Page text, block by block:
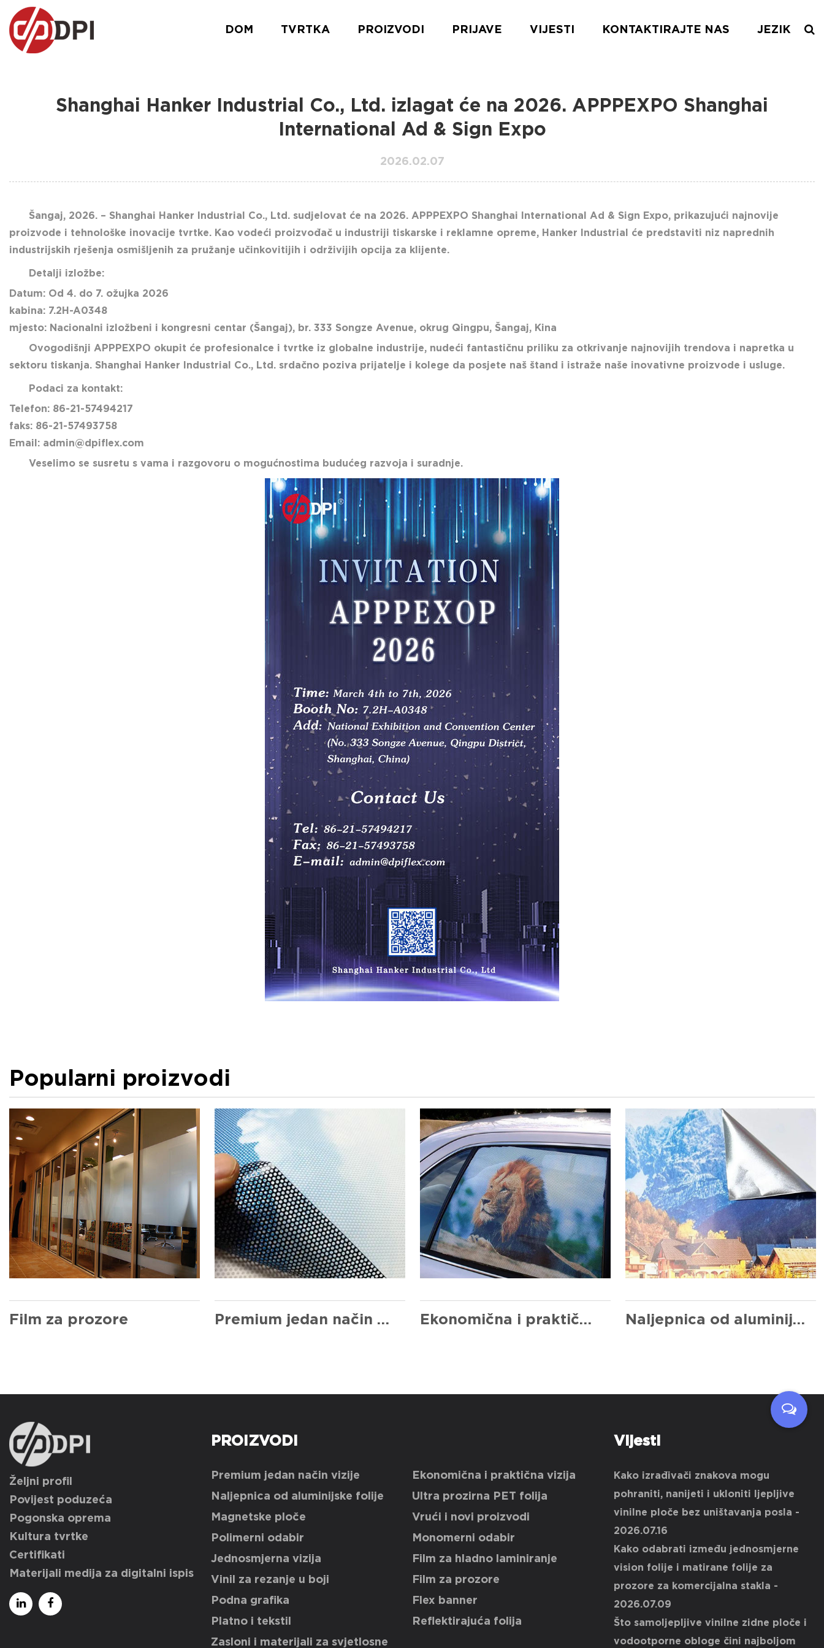
DOM TVRTKA PROIZVODI PRIJAVE VIJESTI KONTAKTIRAJTE NAS JEZIK
Shanghai Hanker Industrial Co., Ltd. izlagat će na 2026. APPPEXPO Shanghai
International Ad & Sign Expo
2026.02.07
Šangaj, 2026. – Shanghai Hanker Industrial Co., Ltd. sudjelovat će na 2026. APPPEXPO Shanghai International Ad & Sign Expo, prikazujući najnovije
proizvode i tehnološke inovacije tvrtke. Kao vodeći proizvođač u industriji tiskarske i reklamne opreme, Hanker Industrial će predstaviti niz naprednih
industrijskih rješenja osmišljenih za pružanje učinkovitijih i održivijih opcija za klijente.
Detalji izložbe:
Datum: Od 4. do 7. ožujka 2026
kabina: 7.2H-A0348
mjesto: Nacionalni izložbeni i kongresni centar (Šangaj), br. 333 Songze Avenue, okrug Qingpu, Šangaj, Kina
Ovogodišnji APPPEXPO okupit će profesionalce i tvrtke iz globalne industrije, nudeći fantastičnu priliku za otkrivanje najnovijih trendova i napretka u
sektoru tiskanja. Shanghai Hanker Industrial Co., Ltd. srdačno poziva prijatelje i kolege da posjete naš štand i istraže naše inovativne proizvode i usluge.
Podaci za kontakt:
Telefon: 86-21-57494217
faks: 86-21-57493758
Email: admin@dpiflex.com
Veselimo se susretu s vama i razgovoru o mogućnostima budućeg razvoja i suradnje.
Popularni proizvodi
Film za prozore Premium jedan način vizije Ekonomična i praktična vizija Naljepnica od aluminijske folije
Željni profil
Povijest poduzeća
Pogonska oprema
Kultura tvrtke
Certifikati
Materijali medija za digitalni ispis
PROIZVODI
Premium jedan način vizije
Ekonomična i praktična vizija
Naljepnica od aluminijske folije
Ultra prozirna PET folija
Magnetske ploče
Vrući i novi proizvodi
Polimerni odabir
Monomerni odabir
Jednosmjerna vizija
Film za hladno laminiranje
Vinil za rezanje u boji
Film za prozore
Podna grafika
Flex banner
Platno i tekstil
Reflektirajuća folija
Zasloni i materijali za svjetlosne
Vijesti
Kako izrađivači znakova mogu
pohraniti, nanijeti i ukloniti ljepljive
vinilne ploče bez uništavanja posla -
2026.07.16
Kako odabrati između jednosmjerne
vision folije i matirane folije za
prozore za komercijalna stakla -
2026.07.09
Što samoljepljive vinilne zidne ploče i
vodootporne obloge čini najboljom